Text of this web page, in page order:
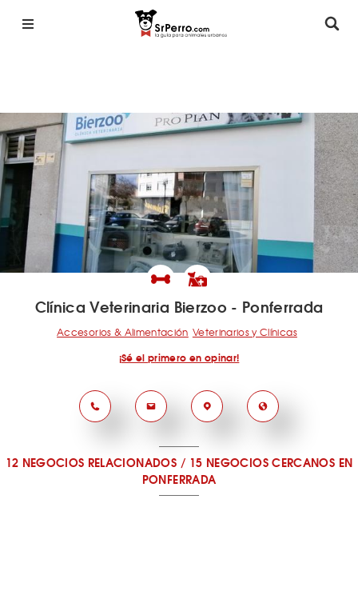
Clínica Veterinaria Bierzoo - Ponferrada
Accesorios & Alimentación Veterinarios y Clínicas
¡Sé el primero en opinar!
12 NEGOCIOS RELACIONADOS/ 15 NEGOCIOS CERCANOS EN
PONFERRADA